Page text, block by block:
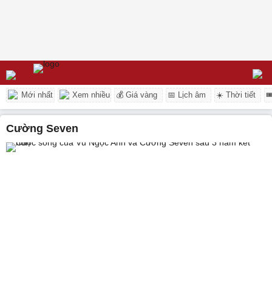
Mới nhất Xem nhiều 💰 Giá vàng 📅 Lịch âm ☀️ Thời tiết
Cường Seven